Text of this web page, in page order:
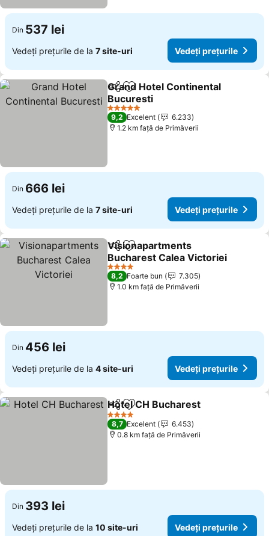
Din 537 lei
Vedeți prețurile de la 7 site-uri Vedeți prețurile
DistribuițiAdăugaţi la favorite
Grand Hotel Continental
Bucuresti
5 Stele
9,2 Excelent
6.233
1.2 km faţă de Primăverii
Din 666 lei
Vedeți prețurile de la 7 site-uri Vedeți prețurile
DistribuițiAdăugaţi la favorite
Visionapartments
Bucharest Calea Victoriei
4 Stele
8,2 Foarte bun
7.305
1.0 km faţă de Primăverii
Din 456 lei
Vedeți prețurile de la 4 site-uri Vedeți prețurile
DistribuițiAdăugaţi la favorite
Hotel CH Bucharest
4 Stele
8,7 Excelent
6.453
0.8 km faţă de Primăverii
Din 393 lei
Vedeți prețurile de la 10 site-uri Vedeți prețurile